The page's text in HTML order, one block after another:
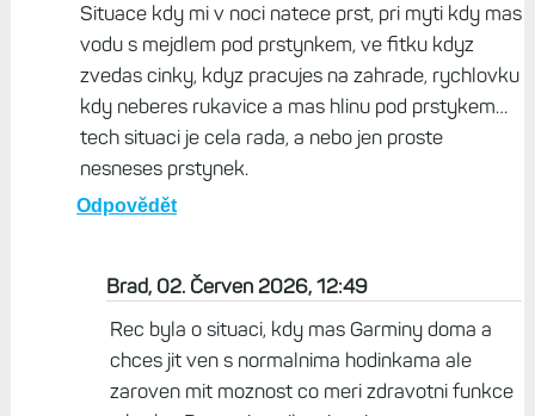
Situace kdy mi v noci natece prst, pri myti kdy mas
vodu s mejdlem pod prstynkem, ve fitku kdyz
zvedas cinky, kdyz pracujes na zahrade, rychlovku
kdy neberes rukavice a mas hlinu pod prstykem…
tech situaci je cela rada, a nebo jen proste
nesneses prstynek.
Odpovědět
Brad, 02. Červen 2026, 12:49
Rec byla o situaci, kdy mas Garminy doma a
chces jit ven s normalnima hodinkama ale
zaroven mit moznost co meri zdravotni funkce